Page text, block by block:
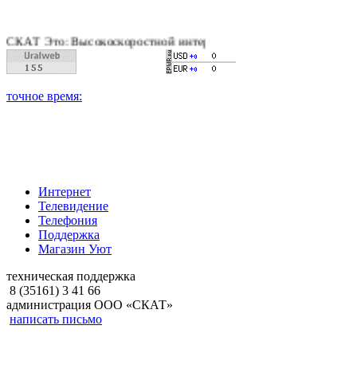
Высокоскоростной интернет, качественное цифровое и
Интернет
Телевидение
Телефония
Поддержка
Магазин Уют
техническая поддержка
8 (35161) 3 41 66
администрация ООО «СКАТ»
написать письмо